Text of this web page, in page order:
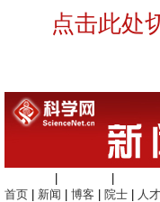
点击此处
首页
新闻 博客 院士 人才